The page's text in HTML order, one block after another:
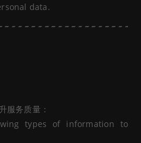
data.
服务质量：
types of information to